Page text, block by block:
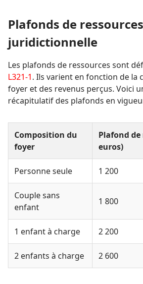
Plafonds de
juridictionnelle
Les plafonds de ressources sont
L321-1. Ils varient en fonction de la
foyer et des revenus perçus. Voici
récapitulatif des plafonds en
Composition du
foyer
Plafond de
euros)
Personne seule 1 200
Couple sans
enfant
1 800
1 enfant à charge 2 200
2 enfants à charge 2 600